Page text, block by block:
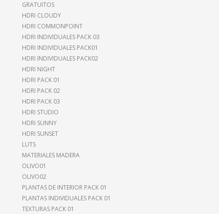
GRATUITOS
HDRI CLOUDY
HDRI COMMONPOINT
HDRI INDIVIDUALES PACK 03
HDRI INDIVIDUALES PACK01
HDRI INDIVIDUALES PACK02
HDRI NIGHT
HDRI PACK 01
HDRI PACK 02
HDRI PACK 03
HDRI STUDIO
HDRI SUNNY
HDRI SUNSET
LUTS
MATERIALES MADERA
OLIVO01
OLIVO02
PLANTAS DE INTERIOR PACK 01
PLANTAS INDIVIDUALES PACK 01
TEXTURAS PACK 01